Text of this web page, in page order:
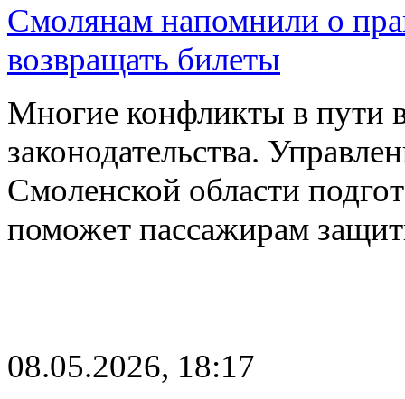
Смолянам напомнили о
возвращать билеты
Многие конфликты в пути
законодательства.
Смоленской области
поможет пассажирам
08.05.2026, 18:17